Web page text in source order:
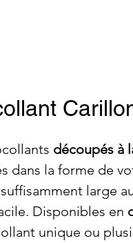
découpés à
dans la forme de
large
Disponibles en
unique ou